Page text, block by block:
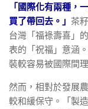
「國際化有兩種，
買了帶回去。」 茶
台灣「福祿壽喜」
表的「祝福」意涵
裝較容易被國際間
然而，相對於發展
較和緩保守。「製